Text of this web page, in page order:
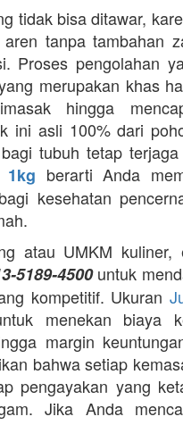
tidak bisa ditawar,
tanpa tambahan
Proses pengolahan
merupakan khas
hingga
ini asli 100% dari
tubuh tetap
berarti Anda
kesehatan
atau UMKM kuliner,
5189-4500untuk
kompetitif. Ukuran
menekan biaya
margin
bahwa setiap
pengayakan yang
Jika Anda